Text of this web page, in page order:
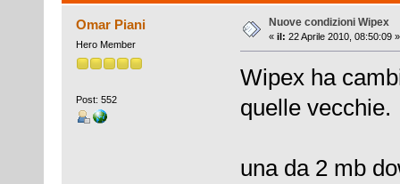
Omar Piani
Hero Member
Post: 552
Nuove condizioni Wipex
« il: 22 Aprile 2010, 08:50:09 »
Wipex ha
quelle vecchie.
una da 2 mb